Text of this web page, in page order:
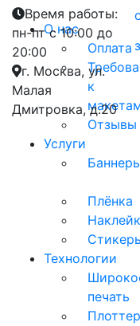
Время работы:
пн-пт с 10:00 до
20:00
г. Москва, ул.
Малая
Дмитровка, д.20
О нас
Оплата
к
Отзывы
Услуги
Плёнка
Технологии
печать